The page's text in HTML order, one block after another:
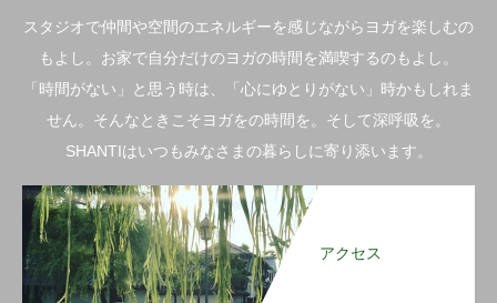
スタジオで仲間や空間のエネルギーを感じながらヨガを楽しむの
もよし。お家で自分だけのヨガの時間を満喫するのもよし。
「時間がない」と思う時は、「心にゆとりがない」時かもしれま
せん。そんなときこそヨガをの時間を。そして深呼吸を。
SHANTIはいつもみなさまの暮らしに寄り添います。
アクセス